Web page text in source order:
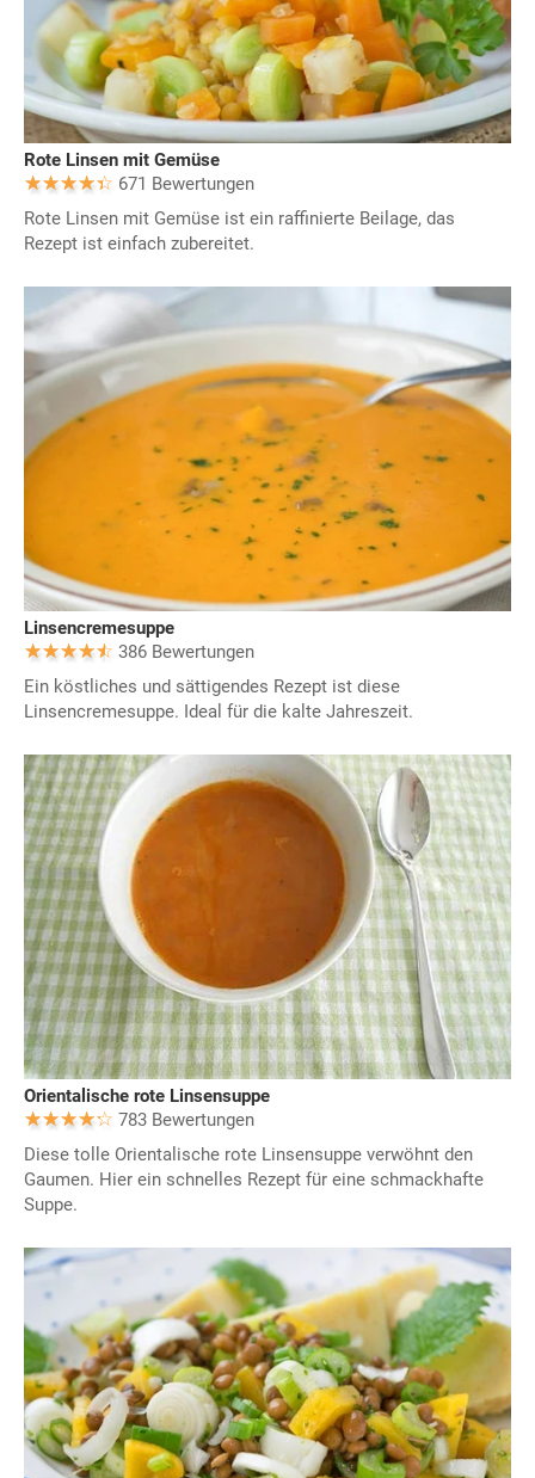
Rote Linsen mit Gemüse
671 Bewertungen
Rote Linsen mit Gemüse ist ein raffinierte Beilage, das
Rezept ist einfach zubereitet.
Linsencremesuppe
386 Bewertungen
Ein köstliches und sättigendes Rezept ist diese
Linsencremesuppe. Ideal für die kalte Jahreszeit.
Orientalische rote Linsensuppe
783 Bewertungen
Diese tolle Orientalische rote Linsensuppe verwöhnt den
Gaumen. Hier ein schnelles Rezept für eine schmackhafte
Suppe.